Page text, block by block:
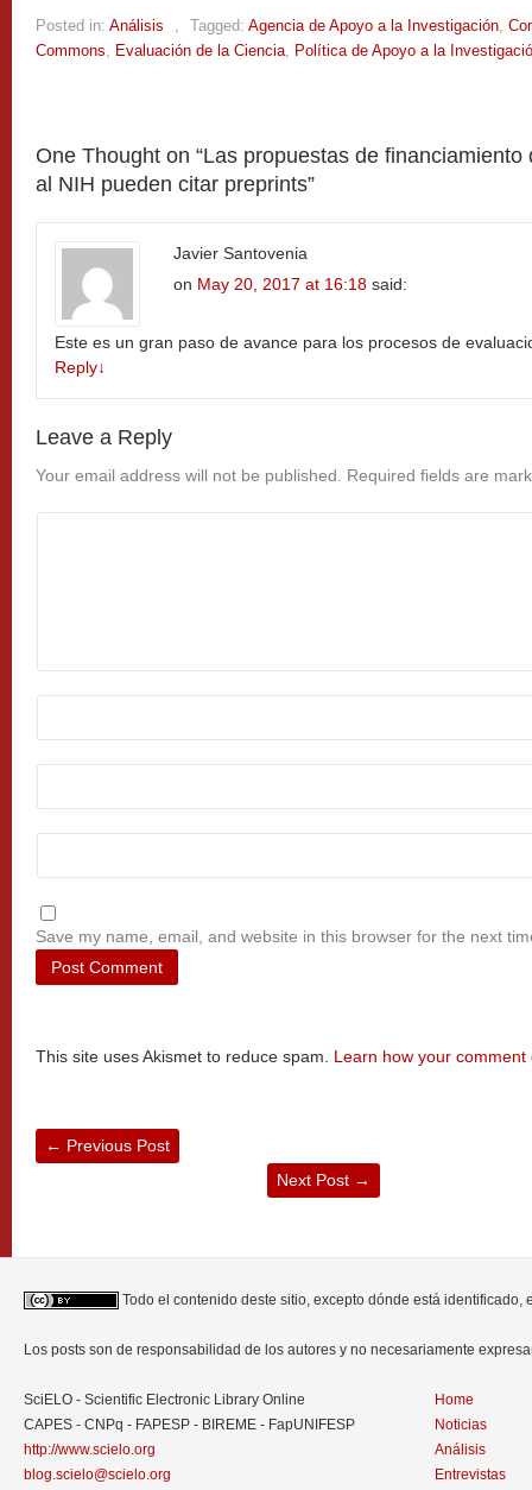
Posted in: Análisis Tagged: Agencia de Apoyo a la Investigación
Commons
Evaluación de la Ciencia Política de Apoyo a la
One Thought on “Las propuestas de
al NIH pueden citar preprints”
Javier Santovenia
on May 20, 2017 at 16:18 said:
Este es un gran paso de avance para los procesos de
Reply↓
Leave a Reply
Your email address will not be published. Required fields are
Save my name, email, and website in this browser for the next
This site uses Akismet to reduce spam. Learn how your
← Previous Post
Next Post →
Todo el contenido deste sitio, excepto dónde está identificado,
Los posts son de responsabilidad de los autores y no necesariamente
SciELO - Scientific Electronic Library Online
CAPES - CNPq - FAPESP - BIREME - FapUNIFESP
http://www.scielo.org
blog.scielo@scielo.org
Home
Noticias
Análisis
Entrevistas